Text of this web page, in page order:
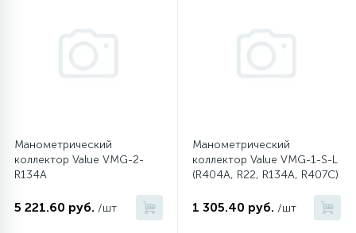
Щетки двигателя
Электронные модули
Манометрический
коллектор Value VMG-2-
R134A
5 221.60 руб. /шт
Манометрический
коллектор Value VMG-1-S-L
(R404A, R22, R134A, R407C)
1 305.40 руб. /шт